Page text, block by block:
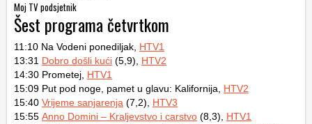
Moj TV podsjetnik
Šest programa četvrtkom
11:10 Na Vodeni ponediljak, HTV1
13:31 Dobro došli kući (5,9), HTV2
14:30 Prometej, HTV1
15:09 Put pod noge, pamet u glavu: Kalifornija, HTV2
15:40 Vrijeme sanjarenja (7,2), HTV3
15:55 Anno Domini – Kraljevstvo i carstvo (8,3), HTV1